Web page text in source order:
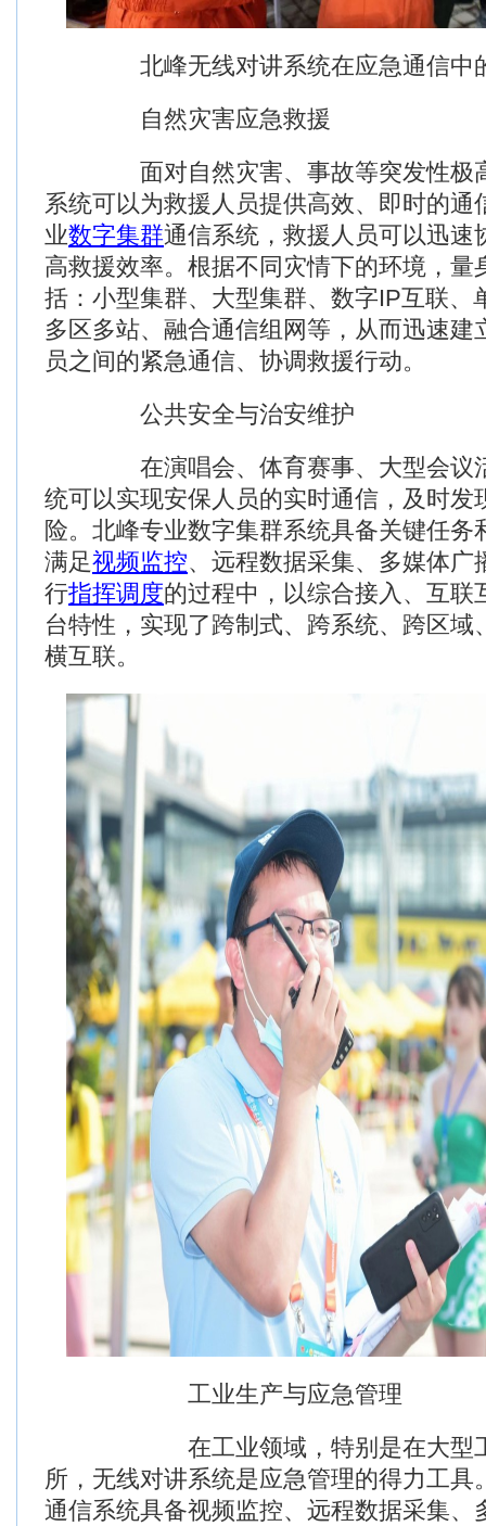
北峰无线对讲系统在应急通信中
自然灾害应急救援
面对自然灾害、事故等突发性极高
系统可以为救援人员提供高效、即时的通
业数字集群通信系统，救援人员可以迅速
高救援效率。根据不同灾情下的环境，量
括：小型集群、大型集群、数字IP互联、
多区多站、融合通信组网等，从而迅速建
员之间的紧急通信、协调救援行动。
公共安全与治安维护
在演唱会、体育赛事、大型会议活
统可以实现安保人员的实时通信，及时发
险。北峰专业数字集群系统具备关键任务
满足视频监控、远程数据采集、多媒体广
行指挥调度的过程中，以综合接入、互联
台特性，实现了跨制式、跨系统、跨区域
横互联。
工业生产与应急管理
在工业领域，特别是在大型工厂
所，无线对讲系统是应急管理的得力工具
通信系统具备视频监控、远程数据采集、